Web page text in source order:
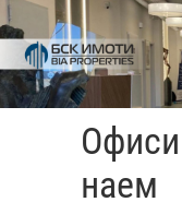
Skip
to
content
наем